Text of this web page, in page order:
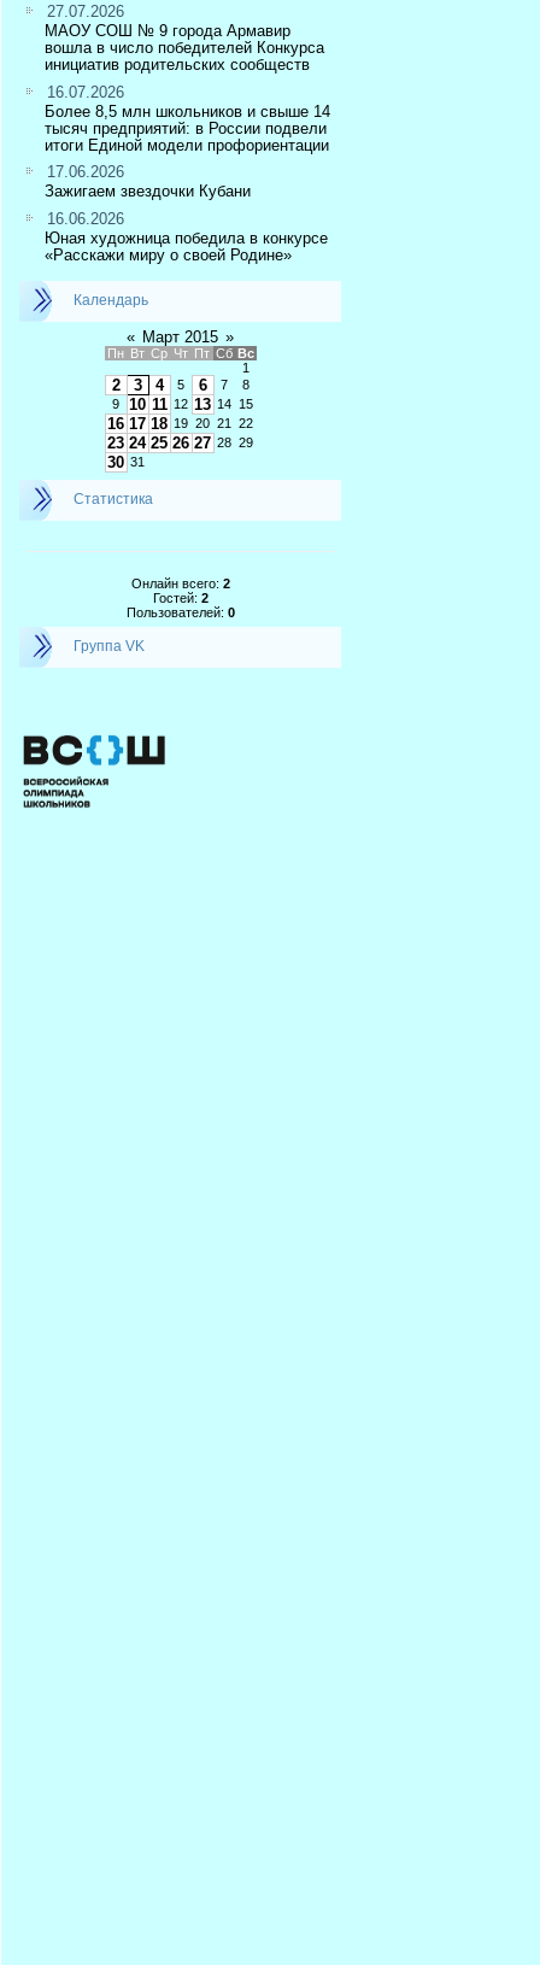
27.07.2026
МАОУ СОШ № 9 города Армавир
вошла в число победителей Конкурса
инициатив родительских сообществ
16.07.2026
Более 8,5 млн школьников и свыше 14
тысяч предприятий: в России подвели
итоги Единой модели профориентации
17.06.2026
Зажигаем звездочки Кубани
16.06.2026
Юная художница победила в конкурсе
«Расскажи миру о своей Родине»
Календарь
« Март 2015 »
Пн Вт Ср Чт Пт Сб Вс
1
2 3 4 5 6 7
8
9
10 11 12 13 14 15
16 17 18 19 20 21 22
23 24 25 26 27 28 29
30 31
Статистика
Онлайн всего: 2
Гостей: 2
Пользователей: 0
Группа VK